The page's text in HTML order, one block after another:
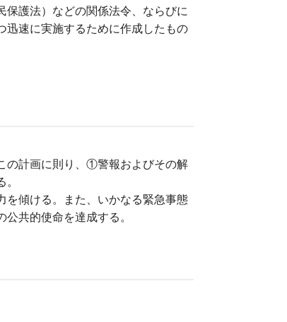
保護法）などの関係法令、ならびに
迅速に実施するために作成したもの
の計画に則り、①警報およびその解
を傾ける。また、いかなる緊急事態
共的使命を達成する。